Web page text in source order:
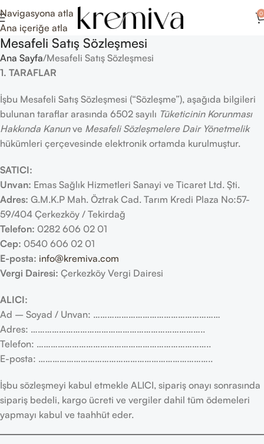
Navigasyona atla
Ana içeriğe atla
0
Mesafeli Satış Sözleşmesi
Ana Sayfa Mesafeli Satış Sözleşmesi
1. TARAFLAR
İşbu Mesafeli Satış Sözleşmesi (“Sözleşme”), aşağıda bilgileri
bulunan taraflar arasında 6502 sayılı Tüketicinin Korunması
Hakkında Kanunve Mesafeli Sözleşmelere Dair Yönetmelik
hükümleri çerçevesinde elektronik ortamda kurulmuştur.
SATICI:
Unvan: Emas Sağlık Hizmetleri Sanayi ve Ticaret Ltd. Şti.
Adres: G.M.K.P Mah. Öztrak Cad. Tarım Kredi Plaza No:57-
59/404 Çerkezköy / Tekirdağ
Telefon: 0282 606 02 01
Cep: 0540 606 02 01
E-posta: info@kremiva.com
Vergi Dairesi: Çerkezköy Vergi Dairesi
ALICI:
Ad – Soyad / Unvan: ………………………………………………
Adres: ………………………………………………………………..
Telefon: ………………………………………………………………..
E-posta: ………………………………………………………………..
İşbu sözleşmeyi kabul etmekle ALICI, sipariş onayı sonrasında
sipariş bedeli, kargo ücreti ve vergiler dahil tüm ödemeleri
yapmayı kabul ve taahhüt eder.